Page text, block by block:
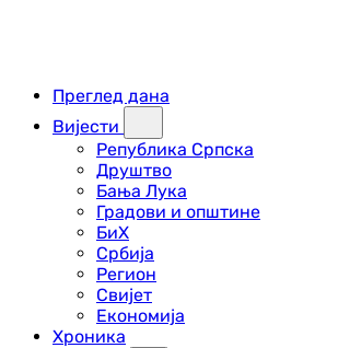
Преглед дана
Вијести
Република Српска
Друштво
Бања Лука
Градови и општине
БиХ
Србија
Регион
Свијет
Економија
Хроника